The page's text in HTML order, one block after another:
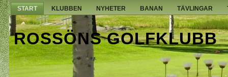
START KLUBBEN NYHETER BANAN TÄVLINGAR
ROSSÖNS GOLFKLUBB